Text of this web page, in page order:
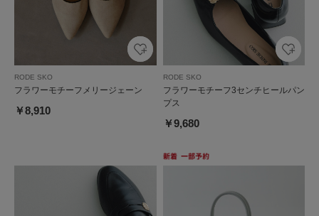
RODE SKO
フラワーモチーフメリージェーン
￥8,910
RODE SKO
フラワーモチーフ3センチヒールパン
プス
￥9,680